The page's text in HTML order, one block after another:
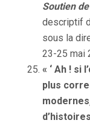
Soutien
descriptif
sous la
23-25 mai
« ‘ Ah ! si
plus